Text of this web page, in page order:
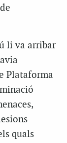
li va arribar
Plataforma
quals